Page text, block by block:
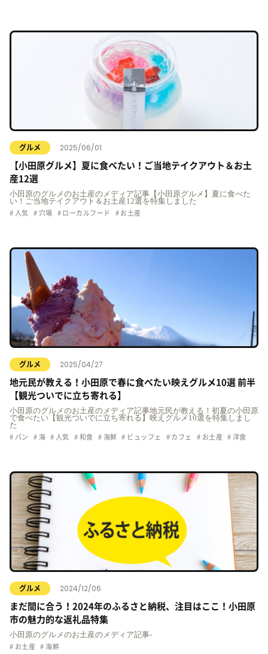
グルメ 2025/06/01
【小田原グルメ】夏に食べたい！ご当地テイクアウト＆お土
産12選
小田原のグルメのお土産のメディア記事【小田原グルメ】夏に食べた
い！ご当地テイクアウト＆お土産12選を特集しました
人気 穴場 ローカルフード お土産
グルメ 2025/04/27
地元民が教える！小田原で春に食べたい映えグルメ10選 前半
【観光ついでに立ち寄れる】
小田原のグルメのお土産のメディア記事地元民が教える！初夏の小田原
で食べたい【観光ついでに立ち寄れる】映えグルメ10選を特集しまし
た
パン 海 人気 和食 海鮮 ビュッフェ カフェ お土産 洋食
グルメ 2024/12/06
まだ間に合う！2024年のふるさと納税、注目はここ！小田原
市の魅力的な返礼品特集
小田原のグルメのお土産のメディア記事-
お土産 海鮮